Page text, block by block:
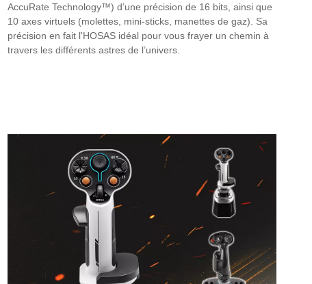
AccuRate Technology™) d’une précision de 16 bits, ainsi que
10 axes virtuels (molettes, mini-sticks, manettes de gaz). Sa
précision en fait l'HOSAS idéal pour vous frayer un chemin à
travers les différents astres de l’univers.